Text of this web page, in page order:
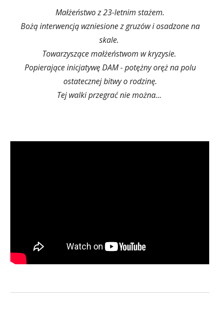
Małżeństwo z 23-letnim stażem.
Bożą interwencją wzniesione z gruzów i osadzone na
skale.
Towarzyszące małżeństwom w kryzysie.
Popierające inicjatywę DAM - potężny oręż na polu
ostatecznej bitwy o rodzinę.
Tej walki przegrać nie można...